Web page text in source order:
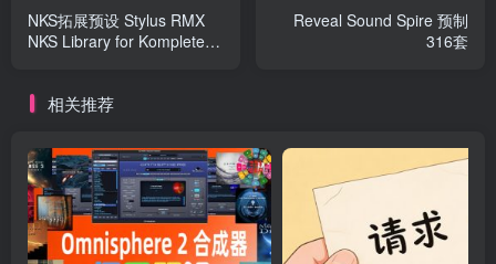
NKS拓展预设 Stylus RMX
NKS Library for Komplete
Reveal Sound Spire 预制
316套
相关推荐